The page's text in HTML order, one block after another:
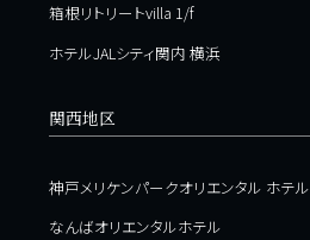
箱根リトリートvilla 1/f
ホテルJALシティ関内 横浜
関西地区
神戸メリケンパークオリエンタル ホテル
なんばオリエンタルホテル